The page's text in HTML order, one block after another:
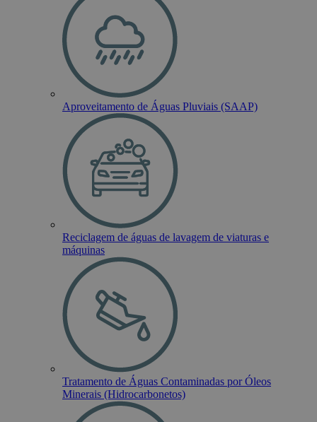
Aproveitamento de Águas Pluviais (SAAP)
Reciclagem de águas de lavagem de viaturas e
máquinas
Tratamento de Águas Contaminadas por Óleos
Minerais (Hidrocarbonetos)